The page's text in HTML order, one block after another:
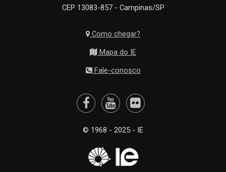
CEP 13083-857 - Campinas/SP
Como chegar?
Mapa do IE
Fale-conosco
© 1968 - 2025 - IE